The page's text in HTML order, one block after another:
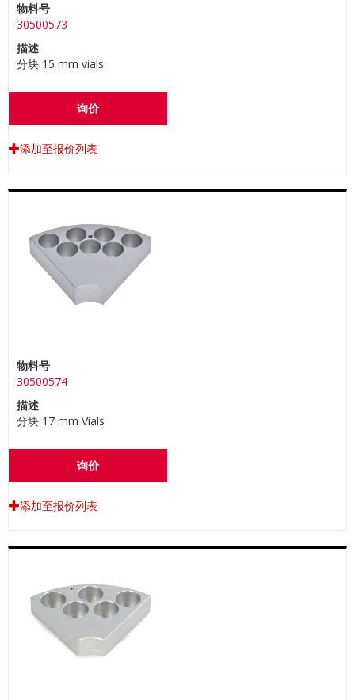
物料号
30500573
描述
分块 15 mm vials
询价
添加至报价列表
物料号
30500574
描述
分块 17 mm Vials
询价
添加至报价列表